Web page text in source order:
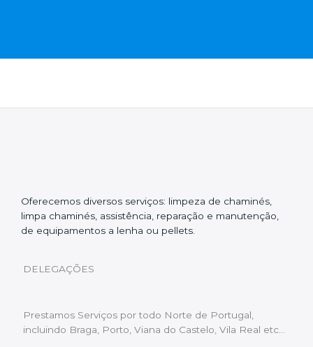
Oferecemos diversos serviços: limpeza de chaminés,
limpa chaminés, assistência, reparação e manutenção,
de equipamentos a lenha ou pellets.
DELEGAÇÕES
Prestamos Serviços por todo Norte de Portugal,
incluindo Braga, Porto, Viana do Castelo, Vila Real etc…